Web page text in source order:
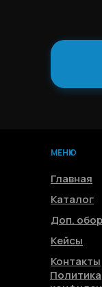
Главная
МЕНЮ
Каталог
Доп.
Кейсы
Контакты
Политика